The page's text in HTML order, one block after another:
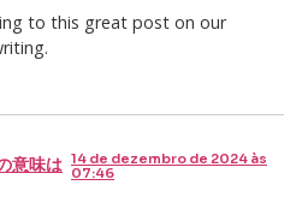
to this great post on our
意味は 14 de dezembro de 2024 às
07:46